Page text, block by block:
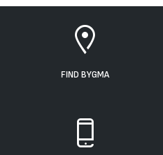
FIND BYGMA